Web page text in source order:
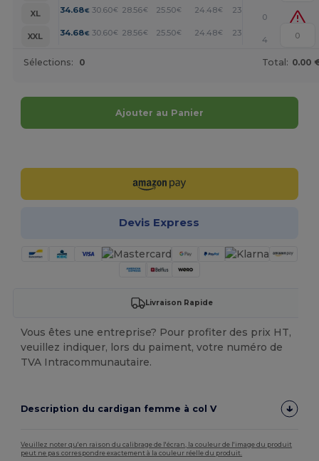
XL
34.68€ 30.60€ 28.56€ 25.50€ 24.48€ 23.46
0
XXL
34.68€ 30.60€ 28.56€ 25.50€ 24.48€ 23.46
4
Sélections: 0 Total: 0.00
Ajouter au Panier
Devis Express
Livraison Rapide
Vous êtes une entreprise? Pour profiter des prix HT,
veuillez indiquer, lors du paiment, votre numéro de
TVA Intracommunautaire.
Description du cardigan femme à col V
Veuillez noter qu'en raison du calibrage de l'écran, la couleur de l'image du produit
peut ne pas correspondre exactement à la couleur réelle du produit.